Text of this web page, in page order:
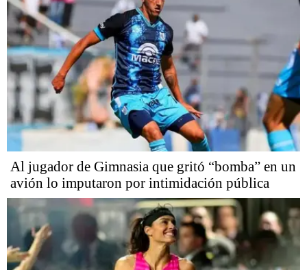
Al jugador de Gimnasia que gritó “bomba” en un
avión lo imputaron por intimidación pública